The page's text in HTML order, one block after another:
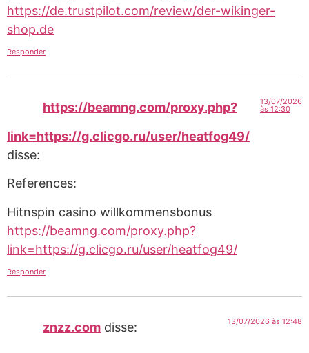
https://de.trustpilot.com/review/der-wikinger-
shop.de
Responder
https://beamng.com/proxy.php?
link=https://g.clicgo.ru/user/heatfog49/
disse:
13/07/2026
às 12:30
References:
Hitnspin casino willkommensbonus
https://beamng.com/proxy.php?
link=https://g.clicgo.ru/user/heatfog49/
Responder
znzz.com disse: 13/07/2026 às 12:48